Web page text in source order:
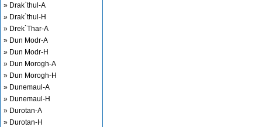
» Drak`thul-A
» Drak`thul-H
» Drek`Thar-A
» Dun Modr-A
» Dun Modr-H
» Dun Morogh-A
» Dun Morogh-H
» Dunemaul-A
» Dunemaul-H
» Durotan-A
» Durotan-H